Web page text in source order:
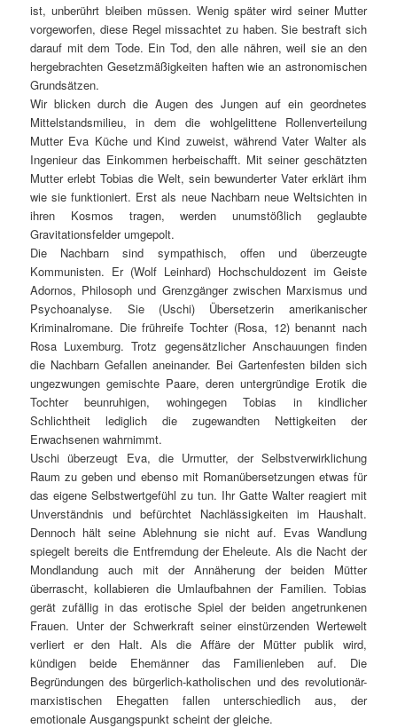
ist, unberührt bleiben müssen. Wenig später wird seiner Mutter
vorgeworfen, diese Regel missachtet zu haben. Sie bestraft sich
darauf mit dem Tode. Ein Tod, den alle nähren, weil sie an den
hergebrachten Gesetzmäßigkeiten haften wie an astronomischen
Grundsätzen.
Wir blicken durch die Augen des Jungen auf ein geordnetes
Mittelstandsmilieu, in dem die wohlgelittene Rollenverteilung
Mutter Eva Küche und Kind zuweist, während Vater Walter als
Ingenieur das Einkommen herbeischafft. Mit seiner geschätzten
Mutter erlebt Tobias die Welt, sein bewunderter Vater erklärt ihm
wie sie funktioniert. Erst als neue Nachbarn neue Weltsichten in
ihren Kosmos tragen, werden unumstößlich geglaubte
Gravitationsfelder umgepolt.
Die Nachbarn sind sympathisch, offen und überzeugte
Kommunisten. Er (Wolf Leinhard) Hochschuldozent im Geiste
Adornos, Philosoph und Grenzgänger zwischen Marxismus und
Psychoanalyse. Sie (Uschi) Übersetzerin amerikanischer
Kriminalromane. Die frühreife Tochter (Rosa, 12) benannt nach
Rosa Luxemburg. Trotz gegensätzlicher Anschauungen finden
die Nachbarn Gefallen aneinander. Bei Gartenfesten bilden sich
ungezwungen gemischte Paare, deren untergründige Erotik die
Tochter beunruhigen, wohingegen Tobias in kindlicher
Schlichtheit lediglich die zugewandten Nettigkeiten der
Erwachsenen wahrnimmt.
Uschi überzeugt Eva, die Urmutter, der Selbstverwirklichung
Raum zu geben und ebenso mit Romanübersetzungen etwas für
das eigene Selbstwertgefühl zu tun. Ihr Gatte Walter reagiert mit
Unverständnis und befürchtet Nachlässigkeiten im Haushalt.
Dennoch hält seine Ablehnung sie nicht auf. Evas Wandlung
spiegelt bereits die Entfremdung der Eheleute. Als die Nacht der
Mondlandung auch mit der Annäherung der beiden Mütter
überrascht, kollabieren die Umlaufbahnen der Familien. Tobias
gerät zufällig in das erotische Spiel der beiden angetrunkenen
Frauen. Unter der Schwerkraft seiner einstürzenden Wertewelt
verliert er den Halt. Als die Affäre der Mütter publik wird,
kündigen beide Ehemänner das Familienleben auf. Die
Begründungen des bürgerlich-katholischen und des revolutionär-
marxistischen Ehegatten fallen unterschiedlich aus, der
emotionale Ausgangspunkt scheint der gleiche.